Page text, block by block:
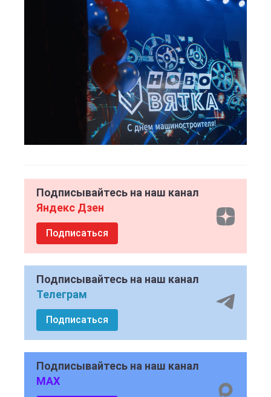
Подписывайтесь на наш канал
Яндекс Дзен
Подписаться
Подписывайтесь на наш канал
Телеграм
Подписаться
Подписывайтесь на наш канал
MAX